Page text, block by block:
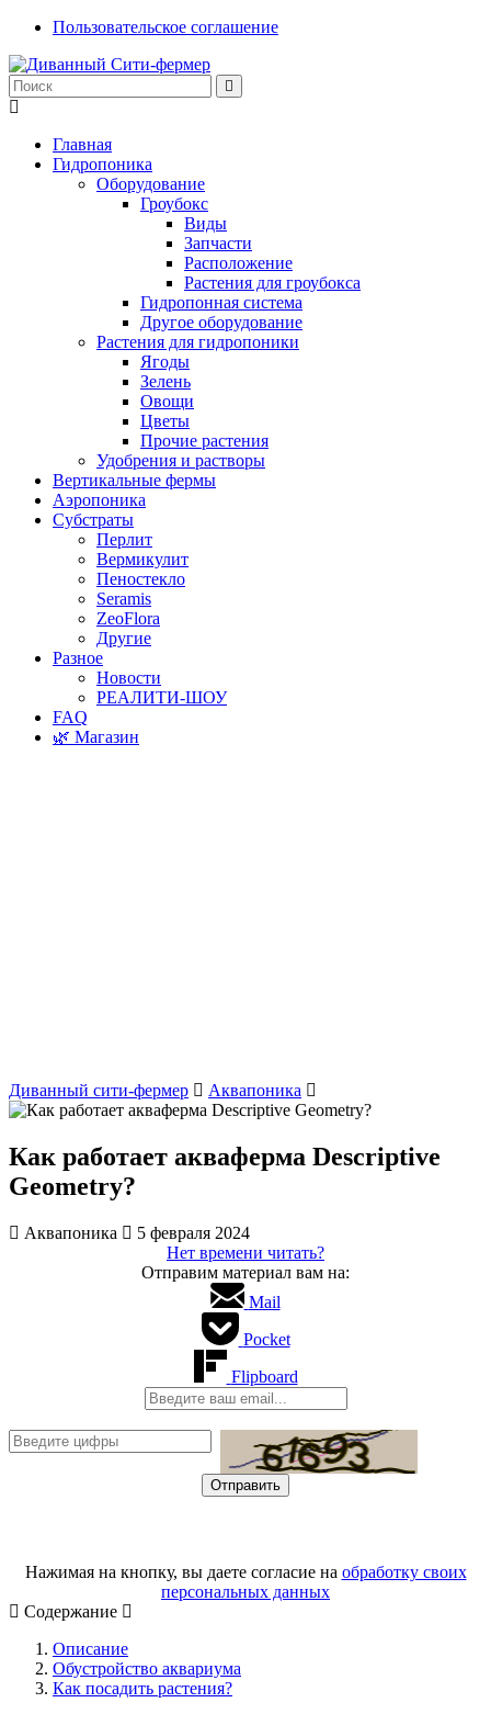
Пользовательское соглашение
Главная
Гидропоника
Оборудование
Гроубокс
Виды
Запчасти
Расположение
Растения для гроубокса
Гидропонная система
Другое оборудование
Растения для гидропоники
Ягоды
Зелень
Овощи
Цветы
Прочие растения
Удобрения и растворы
Вертикальные фермы
Аэропоника
Субстраты
Перлит
Вермикулит
Пеностекло
Seramis
ZeoFlora
Другие
Разное
Новости
РЕАЛИТИ-ШОУ
FAQ
🌿 Магазин
Диванный сити-фермер Аквапоника
Как работает акваферма Descriptive
Geometry?
Аквапоника
5 февраля 2024
Нет времени читать?
Отправим материал вам на:
Mail
Pocket
Flipboard
Нажимая на кнопку, вы даете согласие на обработку своих
персональных данных
Содержание
Описание
Обустройство аквариума
Как посадить растения?